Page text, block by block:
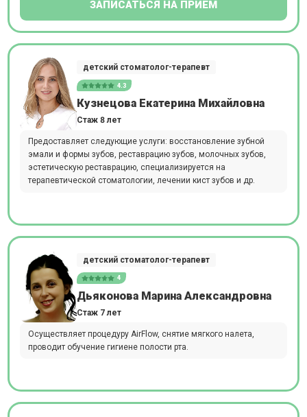
ЗАПИСАТЬСЯ НА ПРИЕМ
детский стоматолог-терапевт
4.3
Кузнецова Екатерина Михайловна
Стаж 8 лет
Предоставляет следующие услуги: восстановление зубной
эмали и формы зубов, реставрацию зубов, молочных зубов,
эстетическую реставрацию, специализируется на
терапевтической стоматологии, лечении кист зубов и др.
детский стоматолог-терапевт
4
Дьяконова Марина Александровна
Стаж 7 лет
Осуществляет процедуру AirFlow, снятие мягкого налета,
проводит обучение гигиене полости рта.